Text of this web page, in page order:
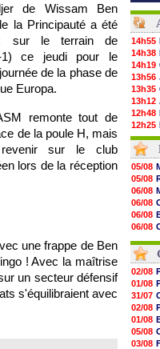
de Wissam Ben
la Principauté a été
sur le terrain de
1) ce jeudi pour le
de la phase de
Europa.
remonte tout de
de la poule H, mais
sur le club
lors de la réception
une frappe de Ben
! Avec la maîtrise
un secteur défensif
s'équilibraient avec
14h55
14h38
14h19
13h56
13h35
13h12
12h48
12h25
12h06
11h53
11h31
11h10
10h52
10h33
10h12
10h09
10h05
09h44
09h24
09h06
08h44
08h22
06/08
06/08
05/08
05/08
06/08
06/08
06/08
06/08
06/08
02/08
01/08
31/07
02/08
01/08
05/08
03/08